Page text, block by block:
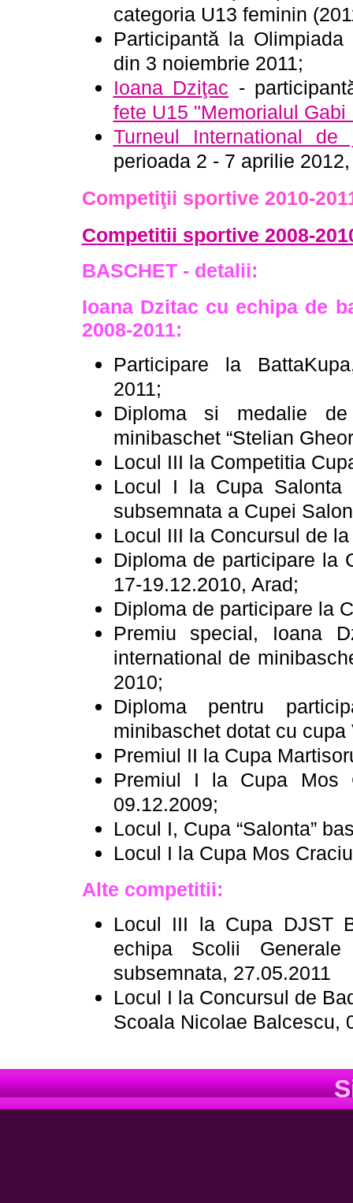
categoria U13 feminin
Participantă la
din 3 noiembrie 2011;
Ioana Dziţac -
fete U15 "Memorialul Gabi
Turneul International
perioada 2 - 7 aprilie
Competiţii sportive 2010-
Competitii sportive 2008-
BASCHET - detalii:
Ioana Dzitac cu echipa de
2008-2011:
Participare la
2011;
Diploma si medalie
minibaschet “Stelian
Locul III la Competitia
Locul I la Cupa Salonta
subsemnata a Cupei
Locul III la Concursul de
Diploma de participare la
17-19.12.2010, Arad;
Diploma de participare la
Premiu special, Ioana
international de
2010;
Diploma pentru
minibaschet dotat cu
Premiul II la Cupa
Premiul I la Cupa Mos
09.12.2009;
Locul I, Cupa “Salonta”
Locul I la Cupa Mos
Alte competitii:
Locul III la Cupa DJST
echipa Scolii
subsemnata, 27.05.2011
Locul I la Concursul de
Scoala Nicolae Balcescu,